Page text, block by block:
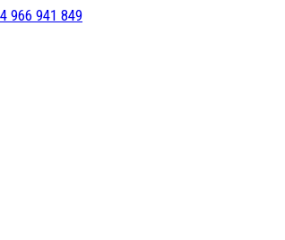
966 941 849